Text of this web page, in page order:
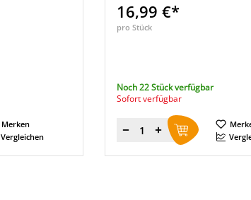
Merken
Vergleichen
16,99 €*
pro Stück
Noch 22 Stück verfügbar
Sofort verfügbar
Menge